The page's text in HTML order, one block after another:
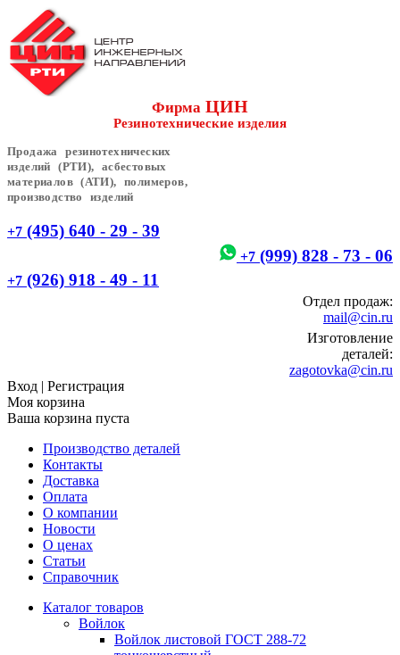
Фирма ЦИН
Резинотехнические изделия
Продажа резинотехнических
изделий (РТИ), асбестовых
материалов (АТИ), полимеров,
производство изделий
+7 (495) 640 - 29 - 39
+7 (999) 828 - 73 - 06
+7 (926) 918 - 49 - 11
Отдел продаж:
mail@cin.ru
Изготовление
деталей:
zagotovka@cin.ru
Вход | Регистрация
Моя корзина
Ваша корзина пуста
Производство деталей
Контакты
Доставка
Оплата
О компании
Новости
О ценах
Статьи
Справочник
Каталог товаров
Войлок
Войлок листовой ГОСТ 288-72